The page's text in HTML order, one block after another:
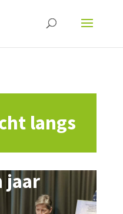
langs
jaar